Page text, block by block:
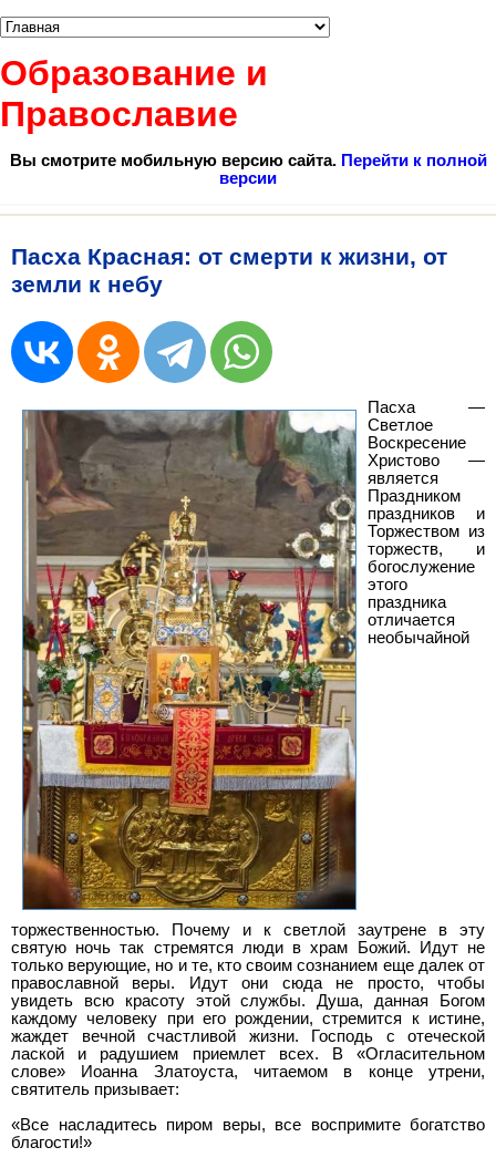
Образование и
Православие
Вы смотрите мобильную версию сайта. Перейти к полной
версии
Пасха Красная: от смерти к жизни, от
земли к небу
Пасха —
Светлое
Воскресение
Христово —
является
Праздником
праздников и
Торжеством из
торжеств, и
богослужение
этого
праздника
отличается
необычайной
торжественностью. Почему и к светлой заутрене в эту
святую ночь так стремятся люди в храм Божий. Идут не
только верующие, но и те, кто своим сознанием еще далек от
православной веры. Идут они сюда не просто, чтобы
увидеть всю красоту этой службы. Душа, данная Богом
каждому человеку при его рождении, стремится к истине,
жаждет вечной счастливой жизни. Господь с отеческой
лаской и радушием приемлет всех. В «Огласительном
слове» Иоанна Златоуста, читаемом в конце утрени,
святитель призывает:
«Все насладитесь пиром веры, все воспримите богатство
благости!»